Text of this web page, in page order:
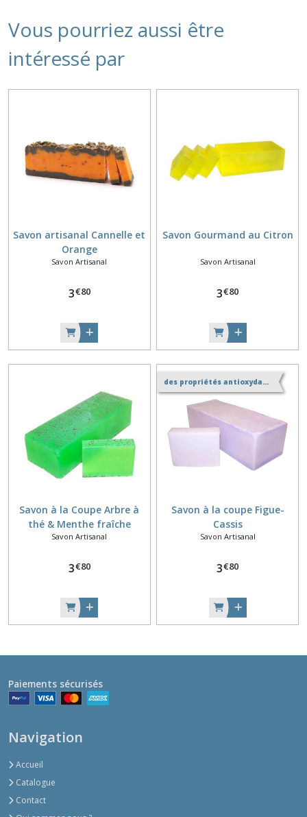
Vous pourriez aussi être
intéressé par
Savon artisanal Cannelle et
Orange
Savon Artisanal
3€80
Savon Gourmand au Citron
Savon Artisanal
3€80
Savon à la Coupe Arbre à
thé & Menthe fraîche
Savon Artisanal
3€80
des propriétés antioxydantes et tonifiantes.
Savon à la coupe Figue-
Cassis
Savon Artisanal
3€80
Paiements sécurisés
Navigation
Accueil
Catalogue
Contact